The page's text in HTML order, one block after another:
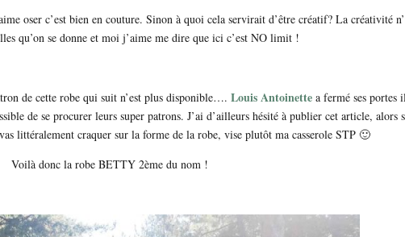
oser c’est bien en couture. Sinon à quoi cela servirait d’être créatif? La créativité
qu’on se donne et moi j’aime me dire que ici c’est NO limit !
de cette robe qui suit n’est plus disponible….Louis Antoinette a fermé ses portes
de se procurer leurs super patrons. J’ai d’ailleurs hésité à publier cet article, alors
littéralement craquer sur la forme de la robe, vise plutôt ma casserole STP 🙂
Voilà donc la robe BETTY 2ème du nom !